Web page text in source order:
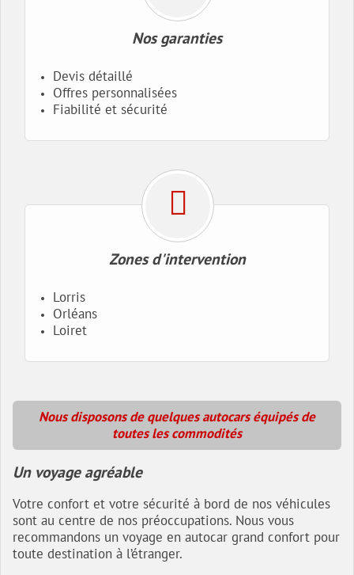
Nos garanties
Devis détaillé
Offres personnalisées
Fiabilité et sécurité
Zones d'intervention
Lorris
Orléans
Loiret
Nous disposons de quelques autocars équipés de
toutes les commodités
Un voyage agréable
Votre confort et votre sécurité à bord de nos véhicules
sont au centre de nos préoccupations. Nous vous
recommandons un voyage en autocar grand confort pour
toute destination à l’étranger.